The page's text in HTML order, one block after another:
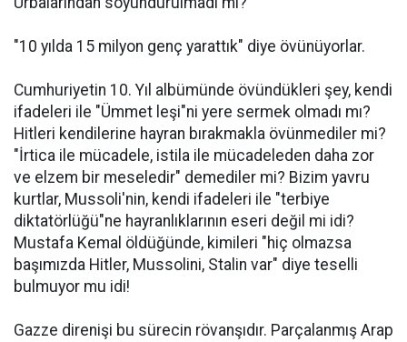
"10 yılda 15 milyon genç yarattık" diye övünüyorlar.
Cumhuriyetin 10. Yıl albümünde övündükleri şey, kendi
ifadeleri ile "Ümmet leşi"ni yere sermek olmadı mı?
Hitleri kendilerine hayran bırakmakla övünmediler mi?
"İrtica ile mücadele, istila ile mücadeleden daha zor
ve elzem bir meseledir" demediler mi? Bizim yavru
kurtlar, Mussoli'nin, kendi ifadeleri ile "terbiye
diktatörlüğü"ne hayranlıklarının eseri değil mi idi?
Mustafa Kemal öldüğünde, kimileri "hiç olmazsa
başımızda Hitler, Mussolini, Stalin var" diye teselli
bulmuyor mu idi!
Gazze direnişi bu sürecin rövanşıdır. Parçalanmış Arap